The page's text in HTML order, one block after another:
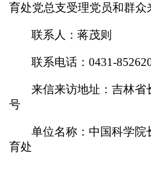
育处党总支受理党员和群众
联系人：蒋茂则
联系电话：0431-
来信来访地址：吉林省
号
单位名称：中国科学院
育处